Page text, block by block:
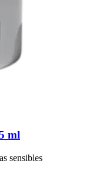
ml
sensibles